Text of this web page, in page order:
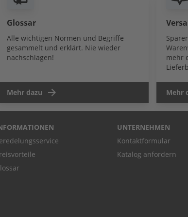
Glossar
Alle wichtigen Normen und Begriffe
gesammelt und erklärt. Nie wieder
nachschlagen!
Mehr dazu
mehr
Mehr
UNTERNEHMEN
Kontaktformular
Katalog anfordern